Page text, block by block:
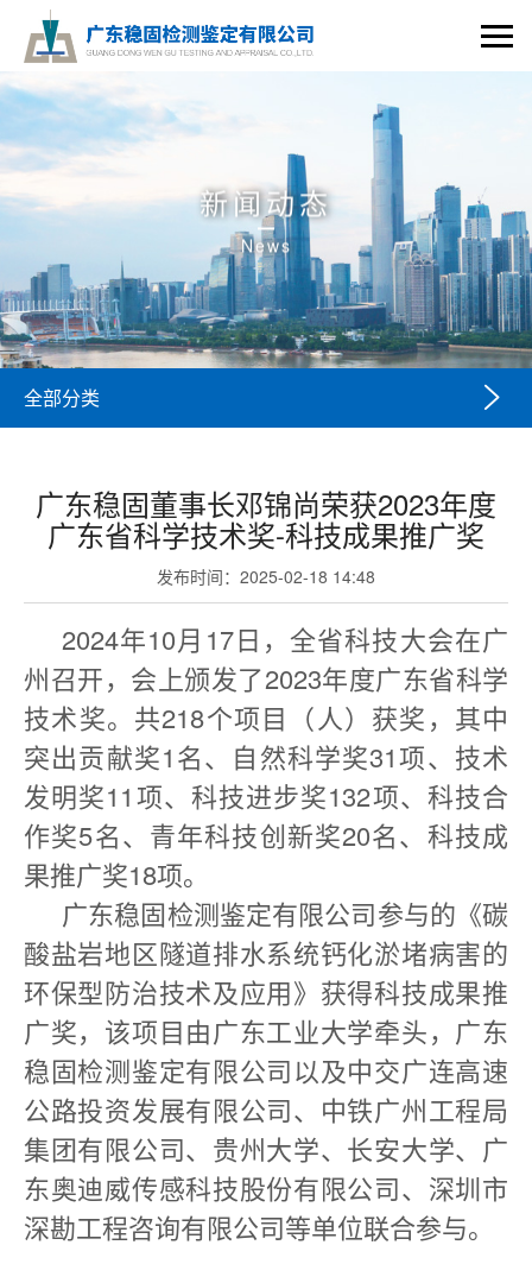
新闻动态
News
全部分类 
广东稳固董事长邓锦尚荣获2023年度
广东省科学技术奖-科技成果推广奖
发布时间： 2025-02-18 14:48
2024年10月17日，全省科技大会在广
州召开，会上颁发了2023年度广东省科学
技术奖。共218个项目（人）获奖，其中
突出贡献奖1名、自然科学奖31项、技术
发明奖11项、科技进步奖132项、科技合
作奖5名、青年科技创新奖20名、科技成
果推广奖18项。
广东稳固检测鉴定有限公司参与的《碳
酸盐岩地区隧道排水系统钙化淤堵病害的
环保型防治技术及应用》获得科技成果推
广奖，该项目由广东工业大学牵头，广东
稳固检测鉴定有限公司以及中交广连高速
公路投资发展有限公司、中铁广州工程局
集团有限公司、贵州大学、长安大学、广
东奥迪威传感科技股份有限公司、深圳市
深勘工程咨询有限公司等单位联合参与。